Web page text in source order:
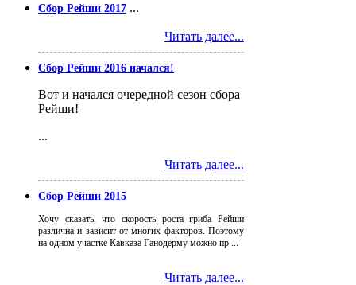
Сбор Рейши 2017 ...
Читать далее...
Сбор Рейши 2016 начался!
Вот и начался очередной сезон сбора
Рейши!
...
Читать далее...
Сбор Рейши 2015
Хочу сказать, что скорость роста гриба Рейши
различна и зависит от многих факторов. Поэтому
на одном участке Кавказа Ганодерму можно пр ...
Читать далее...